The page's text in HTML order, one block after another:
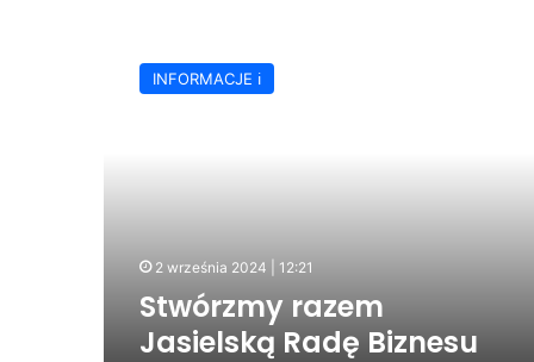
razem
JasielskąINFORMACJE ℹ️
2 września 2024 | 12:21
Stwórzmy razem
Jasielską Radę Biznesu